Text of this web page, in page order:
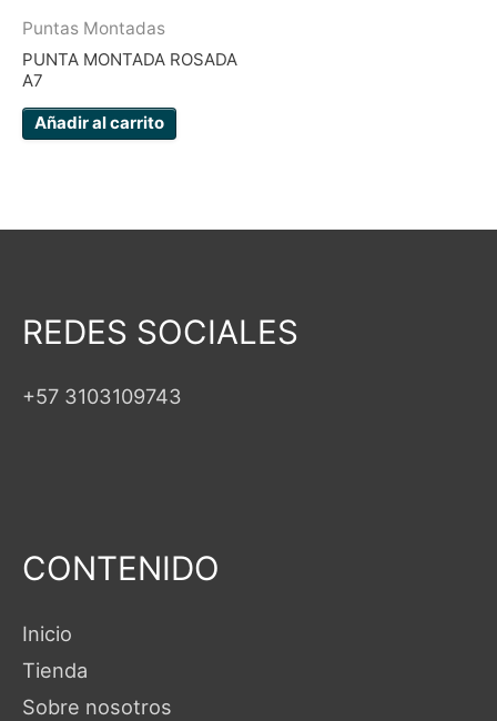
Puntas Montadas
PUNTA MONTADA ROSADA
A7
Añadir al carrito
REDES SOCIALES
+57 3103109743
CONTENIDO
Inicio
Tienda
Sobre nosotros